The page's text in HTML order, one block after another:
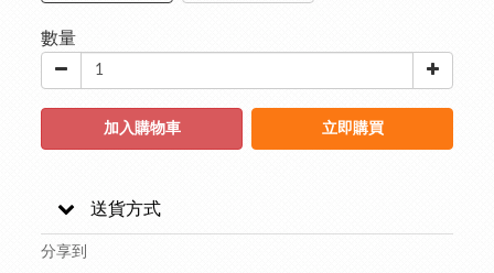
數量
加入購物車 立即購買
送貨方式
分享到